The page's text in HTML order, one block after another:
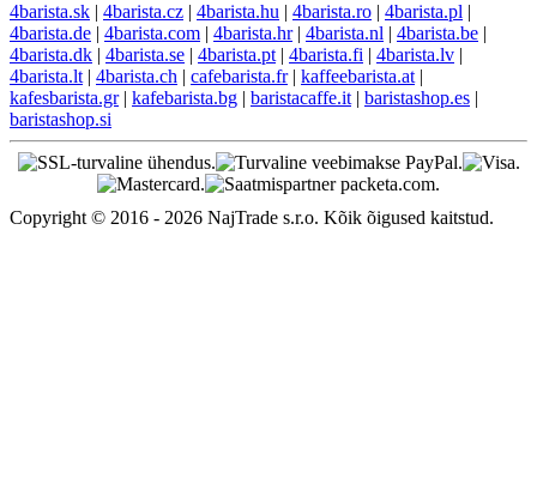
4barista.sk | 4barista.cz | 4barista.hu | 4barista.ro | 4barista.pl |
4barista.de | 4barista.com | 4barista.hr| 4barista.nl | 4barista.be |
4barista.dk | 4barista.se | 4barista.pt | 4barista.fi | 4barista.lv |
4barista.lt | 4barista.ch | cafebarista.fr| kaffeebarista.at |
kafesbarista.gr| kafebarista.bg | baristacaffe.it | baristashop.es |
baristashop.si
Copyright © 2016 - 2026 NajTrade s.r.o. Kõik õigused kaitstud.